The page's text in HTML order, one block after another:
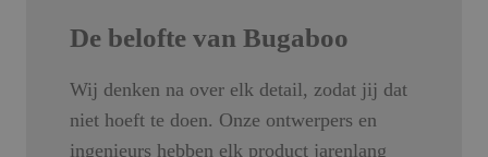
De belofte van Bugaboo
Wij denken na over elk detail, zodat jij dat
niet hoeft te doen. Onze ontwerpers en
ingenieurs hebben elk product jarenlang